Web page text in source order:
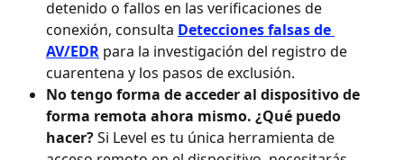
detenido o fallos en las verificaciones de
conexión, consulta Detecciones falsas de
AV/EDR para la investigación del registro de
cuarentena y los pasos de exclusión.
No tengo forma de acceder al dispositivo de
forma remota ahora mismo. ¿Qué puedo
hacer? Si Level es tu única herramienta de